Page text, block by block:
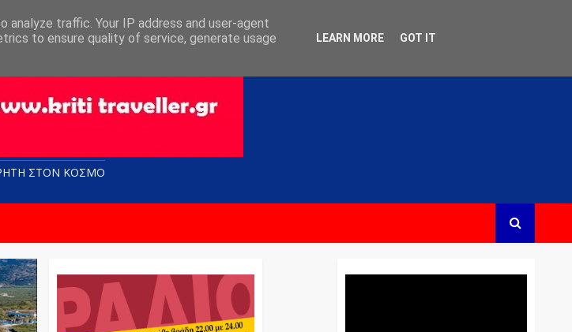
ΣΤΟN KOΣΜΟ
traffic. Your IP address and user-agent
to ensure quality of service, generate usage
LEARN MORE GOT IT